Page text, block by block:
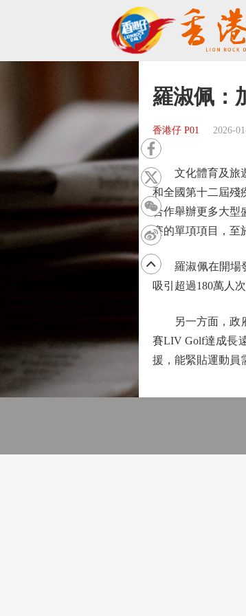
羅淑佩：
香港仔 P01 2026-
文化體育及旅遊
和全國第十二屆殘
合作舉辦更多大型
賽的單項項目，至
羅淑佩在開場發
吸引超過180萬人
另一方面，政府
賽LIV Golf達成長
援，能緊貼運動員